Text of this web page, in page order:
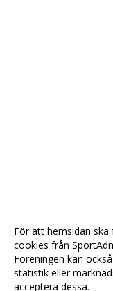
För att hemsidan ska
cookies från
Föreningen kan
statistik eller
acceptera dessa.